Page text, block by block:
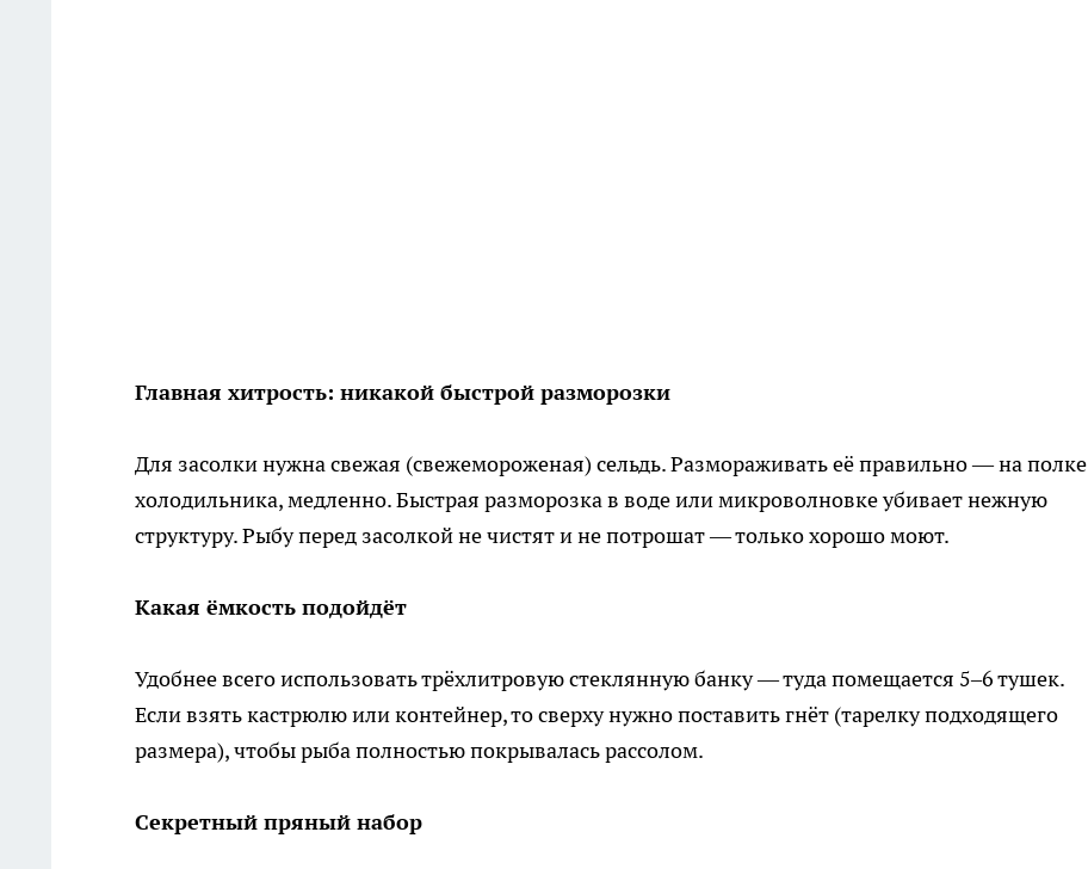
Главная хитрость: никакой быстрой разморозки
Для засолки нужна свежая (свежемороженая) сельдь. Размораживать её правильно — на полке
холодильника, медленно. Быстрая разморозка в воде или микроволновке убивает нежную
структуру. Рыбу перед засолкой не чистят и не потрошат — только хорошо моют.
Какая ёмкость подойдёт
Удобнее всего использовать трёхлитровую стеклянную банку — туда помещается 5–6 тушек.
Если взять кастрюлю или контейнер, то сверху нужно поставить гнёт (тарелку подходящего
размера), чтобы рыба полностью покрывалась рассолом.
Секретный пряный набор